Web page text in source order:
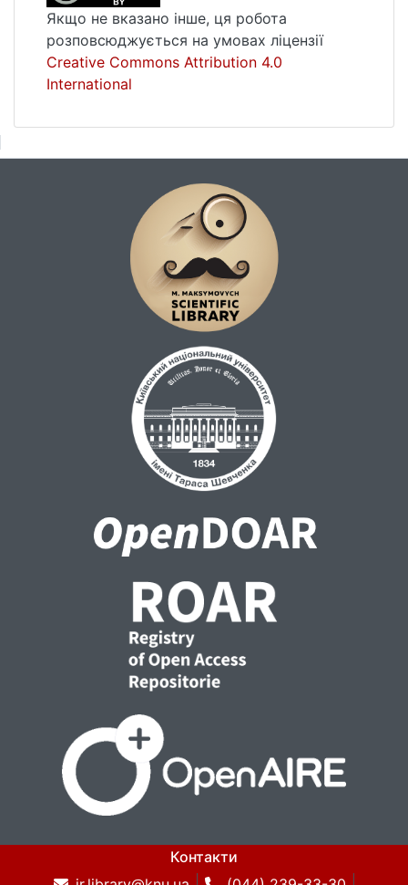
Якщо не вказано інше, ця робота
розповсюджується на умовах ліцензії
Creative Commons Attribution 4.0
International
Контакти